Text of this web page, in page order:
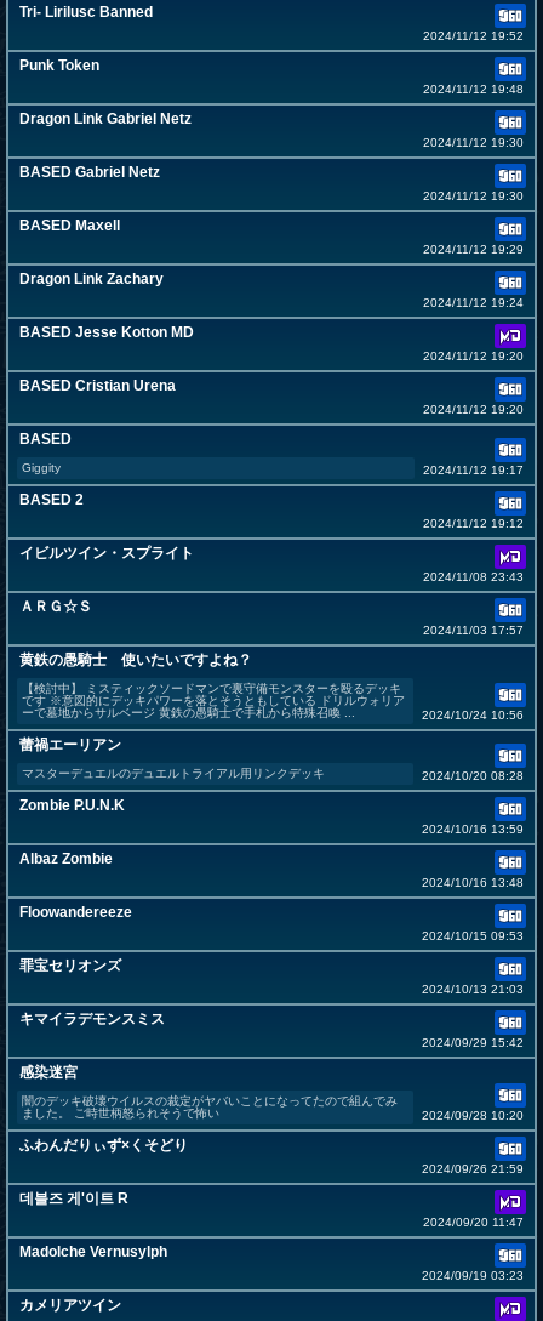
Tri- Lirilusc Banned
2024/11/12 19:52
Punk Token
2024/11/12 19:48
Dragon Link Gabriel Netz
2024/11/12 19:30
BASED Gabriel Netz
2024/11/12 19:30
BASED Maxell
2024/11/12 19:29
Dragon Link Zachary
2024/11/12 19:24
BASED Jesse Kotton MD
2024/11/12 19:20
BASED Cristian Urena
2024/11/12 19:20
BASED
Giggity 2024/11/12 19:17
BASED 2
2024/11/12 19:12
イビルツイン・スプライト
2024/11/08 23:43
ＡＲＧ☆Ｓ
2024/11/03 17:57
黄鉄の愚騎士 使いたいですよね？
【検討中】 ミスティックソードマンで裏守備モンスターを殴るデッキ
です ※意図的にデッキパワーを落とそうともしている ドリルウォリア
ーで墓地からサルベージ 黄鉄の愚騎士で手札から特殊召喚 ...
2024/10/24 10:56
蕾禍エーリアン
マスターデュエルのデュエルトライアル用リンクデッキ 2024/10/20 08:28
Zombie P.U.N.K
2024/10/16 13:59
Albaz Zombie
2024/10/16 13:48
Floowandereeze
2024/10/15 09:53
罪宝セリオンズ
2024/10/13 21:03
キマイラデモンスミス
2024/09/29 15:42
感染迷宮
闇のデッキ破壊ウイルスの裁定がヤバいことになってたので組んでみ
ました。 ご時世柄怒られそうで怖い
2024/09/28 10:20
ふわんだりぃず×くそどり
2024/09/26 21:59
데블즈 게'이트 R
2024/09/20 11:47
Madolche Vernusylph
2024/09/19 03:23
カメリアツイン